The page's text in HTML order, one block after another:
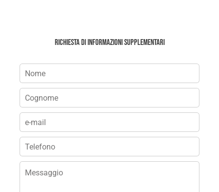
Richiesta di informazioni supplementari